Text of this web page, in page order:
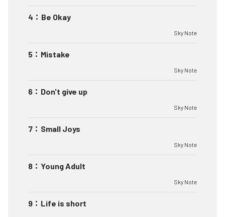
4 ： Be Okay
Sky Note
5 ： Mistake
Sky Note
6 ： Don't give up
Sky Note
7 ： Small Joys
Sky Note
8 ： Young Adult
Sky Note
9 ： Life is short